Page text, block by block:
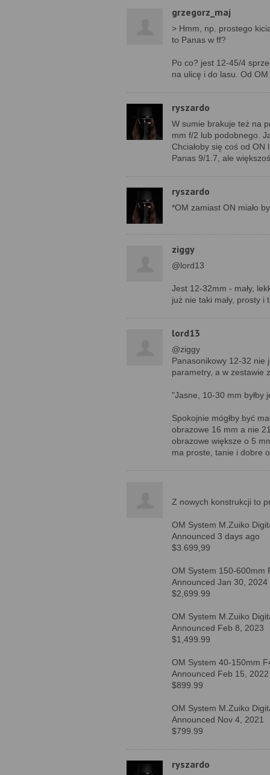
grzegorz_maj
> Hmm, np. prostego
to Panas w ff?
Po co? jest 12-45/4
na ulicę i do lasu. Od
ryszardo
W sumie brakuje też na
mm f/2 lub podobnego.
Chciałoby się coś od
Panas 9/1.7, ale
ryszardo
*OM zamiast ON miało
ziggy
@lord13
Jest 12-32mm - mały,
już nie taki mały, prosty i
lord13
@ziggy
Panasonikowy 12-32 nie
parametry, a w zestawie
"Jasne, 10-30 mm byłby
Spokojnie mógłby być
obrazowe 16 mm a nie
obrazowe większe o 5
ma proste, tanie i dobre
Z nowych konstrukcji to
OM System M.Zuiko
Announced 3 days ago
$3.699,99
OM System 150-600mm
Announced Jan 30, 2024
$2,699.99
OM System M.Zuiko
Announced Feb 8, 2023
$1,499.99
OM System 40-150mm
Announced Feb 15, 2022
$899.99
OM System M.Zuiko
Announced Nov 4, 2021
$799.99
ryszardo